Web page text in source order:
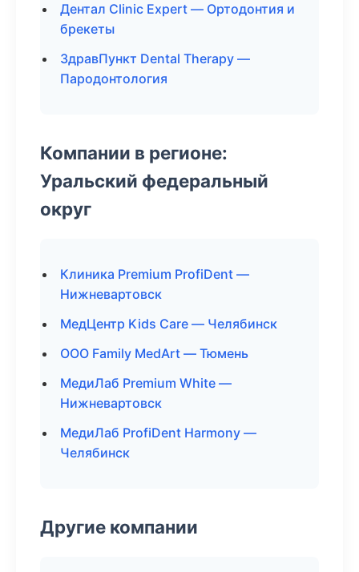
Дентал Clinic Expert — Ортодонтия и
брекеты
ЗдравПункт Dental Therapy —
Пародонтология
Компании в регионе:
Уральский федеральный
округ
Клиника Premium ProfiDent —
Нижневартовск
МедЦентр Kids Care — Челябинск
ООО Family MedArt — Тюмень
МедиЛаб Premium White —
Нижневартовск
МедиЛаб ProfiDent Harmony —
Челябинск
Другие компании